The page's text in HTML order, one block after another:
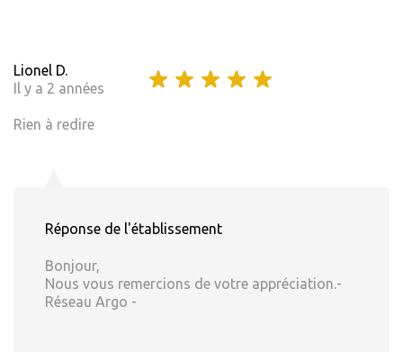
Lionel D.
Il y a 2 années
Rien à redire
Réponse de l'établissement
Bonjour,
Nous vous remercions de votre appréciation.-
Réseau Argo -